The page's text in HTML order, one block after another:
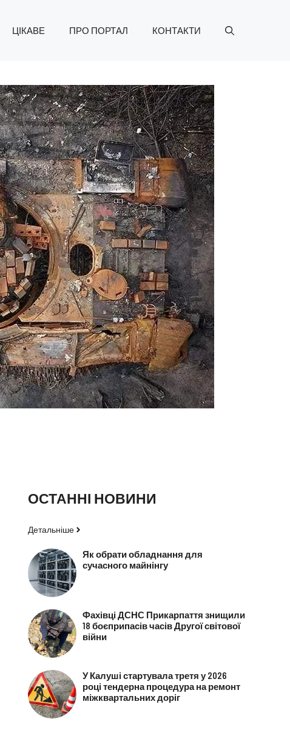
ЦІКАВЕ ПРО ПОРТАЛ КОНТАКТИ
ОСТАННІ НОВИНИ
Детальніше
Як обрати обладнання для
сучасного майнінгу
Фахівці ДСНС Прикарпаття знищили
18 боєприпасів часів Другої світової
війни
У Калуші стартувала третя у 2026
році тендерна процедура на ремонт
міжквартальних доріг